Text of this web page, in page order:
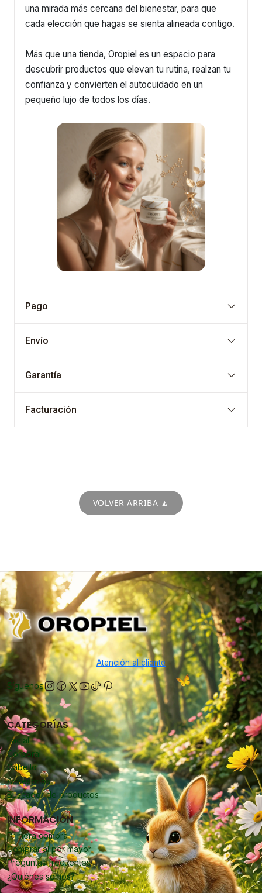
una mirada más cercana del bienestar, para que
cada elección que hagas se sienta alineada contigo.
Más que una tienda, Oropiel es un espacio para
descubrir productos que elevan tu rutina, realzan tu
confianza y convierten el autocuidado en un
pequeño lujo de todos los días.
Pago
Envío
Garantía
Facturación
VOLVER ARRIBA 🔼
Atención al cliente
Síguenos
CATEGORÍAS
Facial
Corporal
Cabello
Accesorios
Buscador de productos
INFORMACIÓN
Primera compra
Comprar al por mayor
Preguntas frecuentes
¿Quiénes somos?